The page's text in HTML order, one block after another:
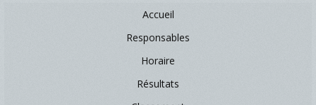
Accueil
Responsables
Horaire
Résultats